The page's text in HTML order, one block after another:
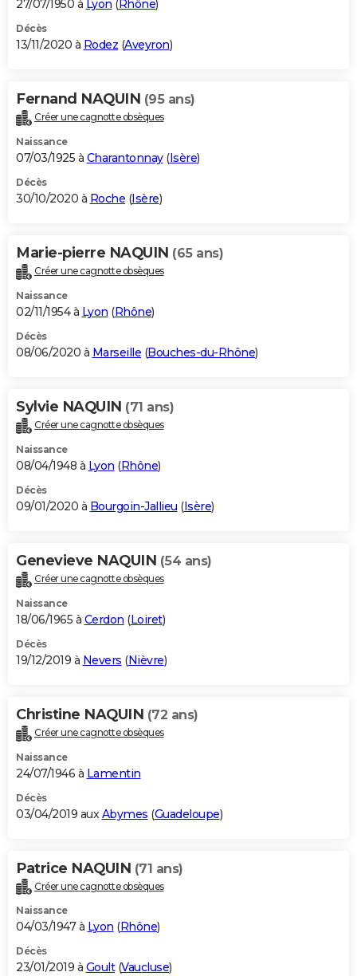
27/07/1950 à Lyon ( Rhône)
Décès
13/11/2020 à Rodez (Aveyron)
Fernand NAQUIN (95 ans)
Créer une cagnotte obsèques
Naissance
07/03/1925 à Charantonnay(Isère)
Décès
30/10/2020 à Roche (Isère)
Marie-pierre NAQUIN (65 ans)
Créer une cagnotte obsèques
Naissance
02/11/1954 à Lyon (Rhône)
Décès
08/06/2020 à Marseille (Bouches-du-Rhône)
Sylvie NAQUIN (71 ans)
Créer une cagnotte obsèques
Naissance
08/04/1948 à Lyon (Rhône)
Décès
09/01/2020 à Bourgoin-Jallieu (Isère)
Genevieve NAQUIN (54 ans)
Créer une cagnotte obsèques
Naissance
18/06/1965 à Cerdon (Loiret)
Décès
19/12/2019 à Nevers (Nièvre)
Christine NAQUIN (72 ans)
Créer une cagnotte obsèques
Naissance
24/07/1946 à Lamentin
Décès
03/04/2019 aux Abymes (Guadeloupe)
Patrice NAQUIN (71 ans)
Créer une cagnotte obsèques
Naissance
04/03/1947 à Lyon (Rhône)
Décès
23/01/2019 à Goult(Vaucluse)